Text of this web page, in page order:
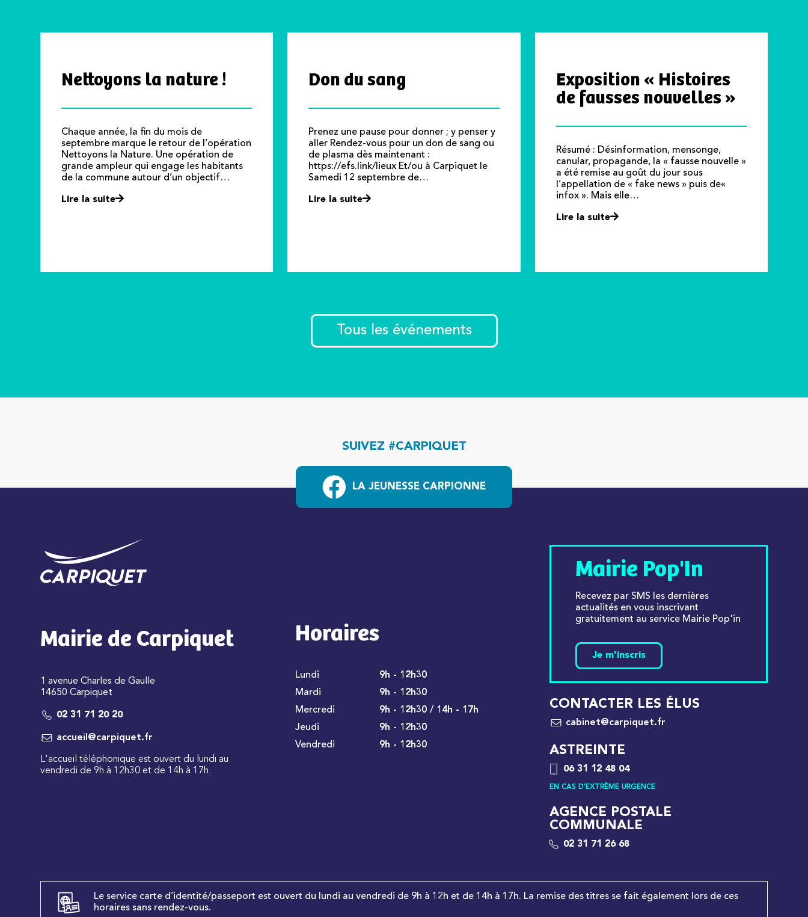
Nettoyons la nature !
Chaque année, la fin du mois de
septembre marque le retour de l’opération
Nettoyons la Nature. Une opération de
grande ampleur qui engage les habitants
de la commune autour d’un objectif…
Lire la suite
Don du sang
Prenez une pause pour donner ; y penser y
aller Rendez-vous pour un don de sang ou
de plasma dès maintenant :
https://efs.link/lieux Et/ou à Carpiquet le
Samedi 12 septembre de…
Lire la suite
Exposition « Histoires
de fausses nouvelles »
Résumé : Désinformation, mensonge,
canular, propagande, la « fausse nouvelle »
a été remise au goût du jour sous
l’appellation de « fake news » puis de«
infox ». Mais elle…
Lire la suite
Tous les événements
SUIVEZ #CARPIQUET
LA JEUNESSE CARPIONNE
Mairie de Carpiquet
1 avenue Charles de Gaulle
14650 Carpiquet
02 31 71 20 20
accueil@carpiquet.fr
L'accueil téléphonique est ouvert du lundi au
vendredi de 9h à 12h30 et de 14h à 17h.
Horaires
Lundi
9h - 12h30
Mardi
9h - 12h30
Mercredi
9h - 12h30 / 14h - 17h
Jeudi
9h - 12h30
Vendredi
9h - 12h30
Mairie Pop'In
Recevez par SMS les dernières
actualités en vous inscrivant
gratuitement au service Mairie Pop'in
Je m'inscris
CONTACTER LES ÉLUS
cabinet@carpiquet.fr
ASTREINTE
06 31 12 48 04
EN CAS D'EXTRÊME URGENCE
AGENCE POSTALE
COMMUNALE
02 31 71 26 68
Le service carte d’identité/passeport est ouvert du lundi au vendredi de 9h à 12h et de 14h à 17h. La remise des titres se fait également lors de ces
horaires sans rendez-vous.